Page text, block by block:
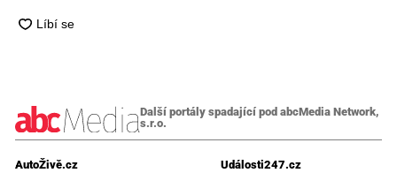
Další portály spadající pod abcMedia Network,
s.r.o.
AutoŽivě.cz
Události247.cz